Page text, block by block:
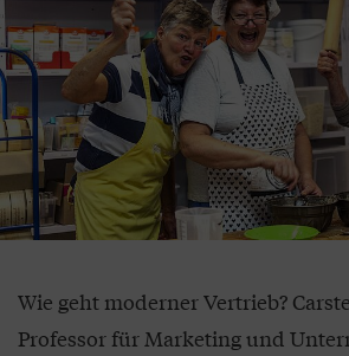
Wie geht moderner Vertrieb?
Professor für Marketing und